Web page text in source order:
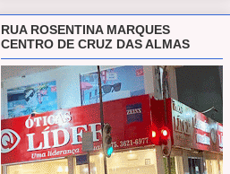
RUA ROSENTINA MARQUES
CENTRO DE CRUZ DAS ALMAS